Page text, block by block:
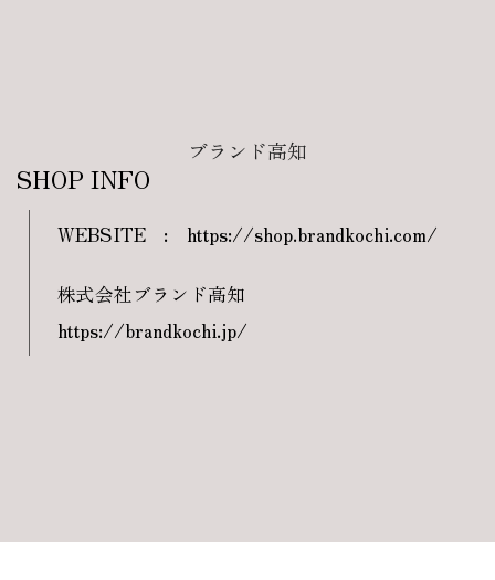
ブランド高知
SHOP INFO
WEBSITE : https://shop.brandkochi.com/
株式会社ブランド高知
https://brandkochi.jp/